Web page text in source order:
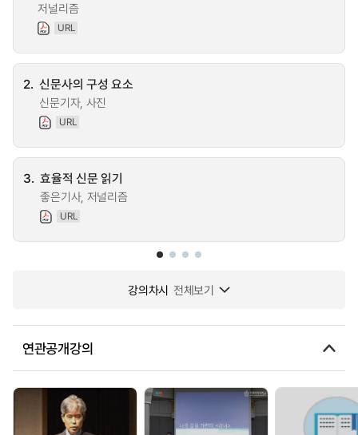
저널리즘
URL
2. 신문사의 구성 요소
신문기자, 사진
URL
3. 효율적 신문 읽기
좋은기사, 저널리즘
URL
강의차시 전체보기
연관공개강의